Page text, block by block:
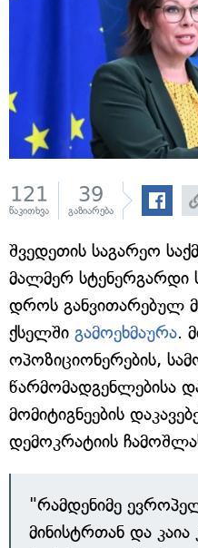
121
წაკითხვა
39
გაზიარება
შვედეთის საგარეო
მალმერ
დროს განვითარებულ
ქსელში გამოეხმაურა.
ოპოზიციონერების,
წარმომადგენლებისა
მომიტიგნეების
დემოკრატიის
"რამდენიმე
მინისტრთან და